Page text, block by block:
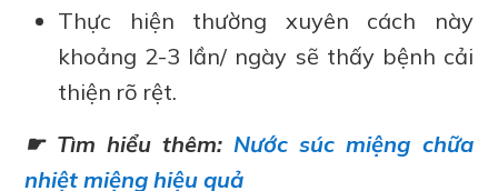
Thực hiện thường xuyên cách này
khoảng 2-3 lần/ ngày sẽ thấy bệnh cải
thiện rõ rệt.
☛ Tìm hiểu thêm: Nước súc miệng chữa
nhiệt miệng hiệu quả